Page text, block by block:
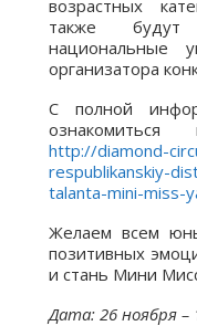
возрастных
также будут
национальные
организатора
С полной
http://diamond-
respublikanskiy-
talanta-mini-miss-
Желаем всем
позитивных
и стань Мини
Дата: 26 ноября –